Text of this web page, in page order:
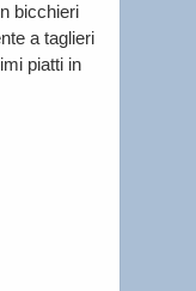
bicchieri
a taglieri
piatti in